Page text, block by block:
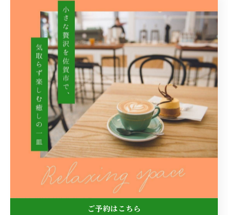
単品￥200(税込￥220)
ドリンクセット￥500(税込￥550)
Cafe Carrot(カフェ キャロット)
【住所】佐賀県佐賀市神園3丁目14-8
【ＴＥＬ】080-6232-2673
【営業時間】11時30分~16時 18時~20時
※16時~18時まで準備時間となります。
【店休日】毎週水曜日、日曜日
【駐車場】4台
※お越しの際は乗り合わせで御来店頂けると幸いです☘️
#佐賀 #佐賀市 #カフェ
ご予約はこちら